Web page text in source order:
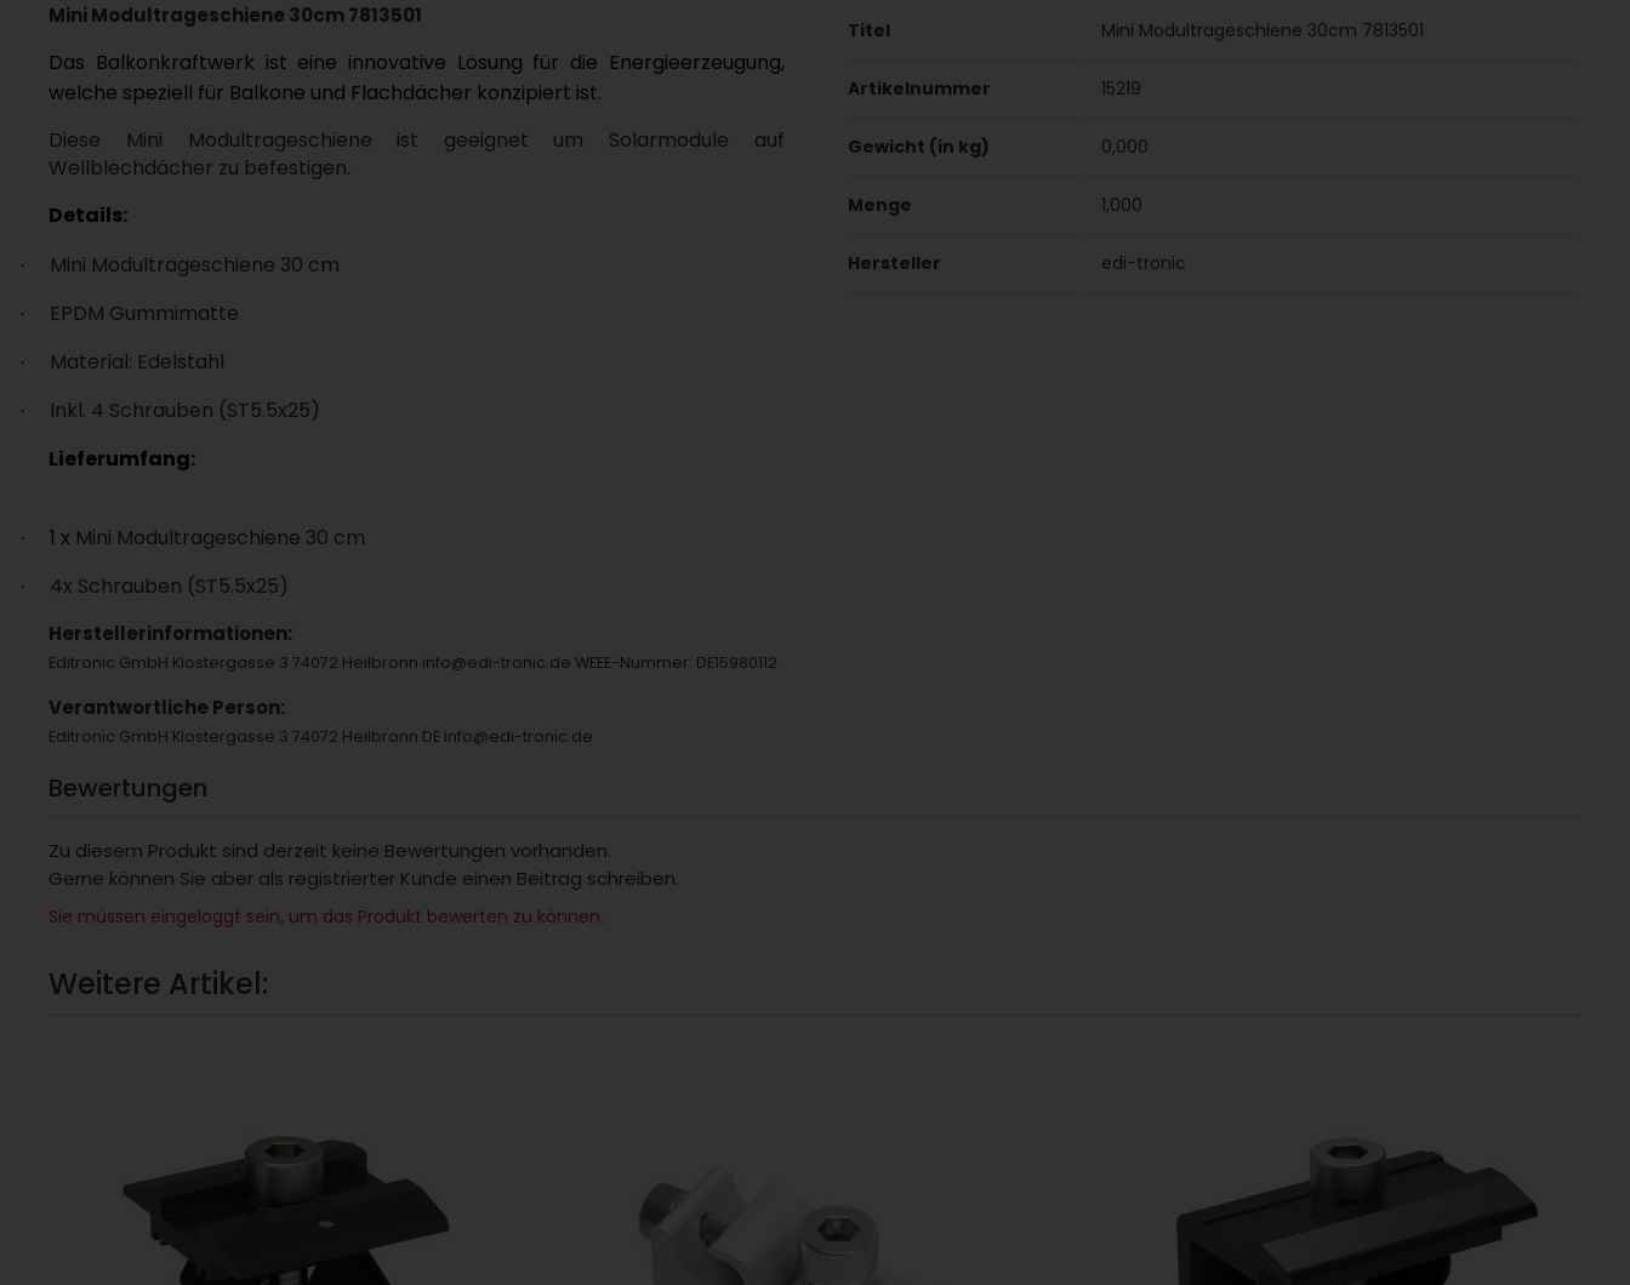
Mini Modultrageschiene 30cm 7813501
Das Balkonkraftwerk ist eine innovative Lösung für die Energieerzeugung,
welche speziell für Balkone und Flachdächer konzipiert ist.
Diese Mini Modultrageschiene ist geeignet um Solarmodule auf
Wellblechdächer zu befestigen.
Details:
· Mini Modultrageschiene 30 cm
· EPDM Gummimatte
· Material: Edelstahl
·
Inkl. 4 Schrauben (ST5.5x25)
Lieferumfang:
· 1 x Mini Modultrageschiene 30 cm
· 4x Schrauben (ST5.5x25)
Titel Mini Modultrageschiene 30cm 7813501
Artikelnummer 15219
Gewicht (in kg) 0,000
Menge 1,000
Hersteller edi-tronic
Herstellerinformationen:
Editronic GmbH Klostergasse 3 74072 Heilbronn info@edi-tronic.de WEEE-Nummer: DE15980112
Verantwortliche Person:
Editronic GmbH Klostergasse 3 74072 Heilbronn DE info@edi-tronic.de
Bewertungen
Zu diesem Produkt sind derzeit keine Bewertungen vorhanden.
Gerne können Sie aber als registrierter Kunde einen Beitrag schreiben.
Sie müssen eingeloggt sein, um das Produkt bewerten zu können.
Weitere Artikel: